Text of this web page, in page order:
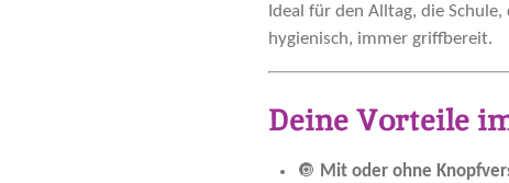
Ideal für den Alltag, die
hygienisch, immer griffbereit.
Deine Vorteile
🔘 Mit oder ohne